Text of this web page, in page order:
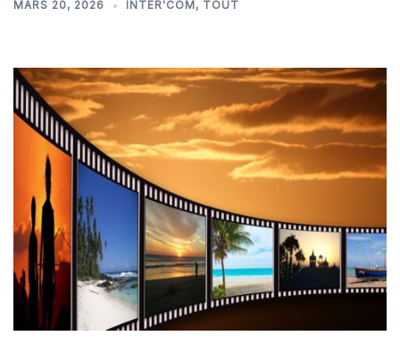
MARS 20, 2026 INTER'COM, TOUT